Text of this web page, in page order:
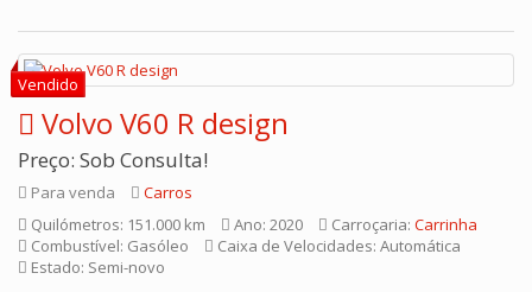
Volvo V60 R design
Preço: Sob Consulta!
Para venda
Carros
Quilómetros: 151.000 km
Ano: 2020 Carroçaria: Carrinha
Combustível: Gasóleo
Caixa de Velocidades: Automática
Estado: Semi-novo